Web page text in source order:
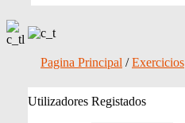
Pagina Principal /Exercicios
Utilizadores Registados